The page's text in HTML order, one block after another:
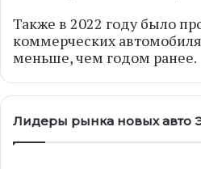
Также в 2022 году было
коммерческих
меньше, чем годом ранее.
Лидеры рынка новых авто